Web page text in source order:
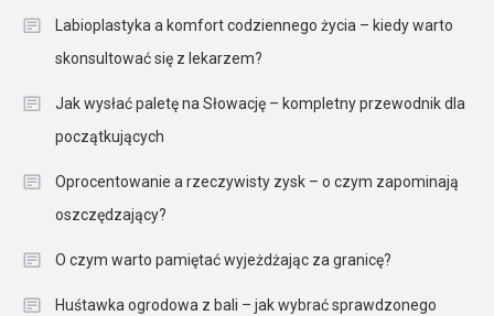
Labioplastyka a komfort codziennego życia – kiedy warto
skonsultować się z lekarzem?
Jak wysłać paletę na Słowację – kompletny przewodnik dla
początkujących
Oprocentowanie a rzeczywisty zysk – o czym zapominają
oszczędzający?
O czym warto pamiętać wyjeżdżając za granicę?
Huśtawka ogrodowa z bali – jak wybrać sprawdzonego